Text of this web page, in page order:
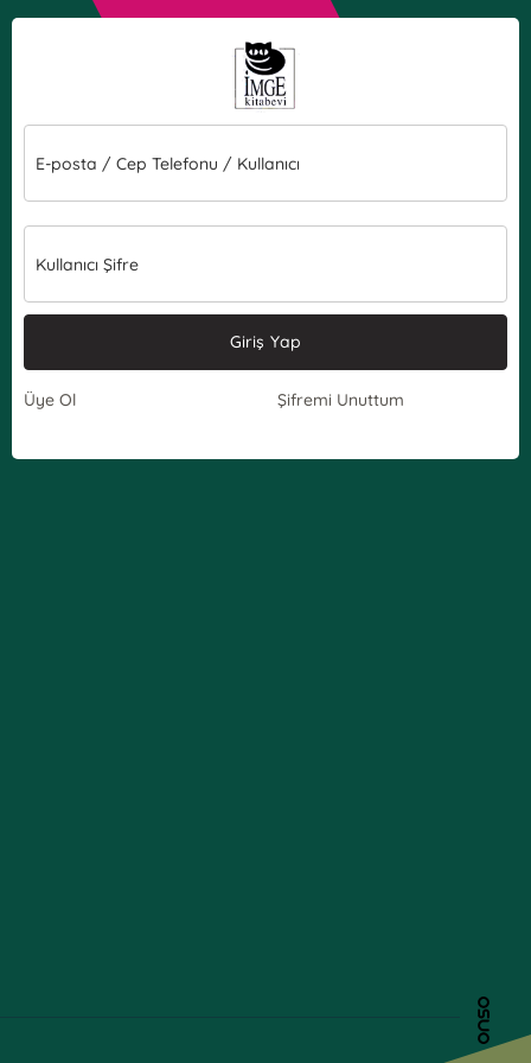
E-posta / Cep Telefonu / Kullanıcı
Kullanıcı Şifre
Giriş Yap
Üye Ol Şifremi Unuttum